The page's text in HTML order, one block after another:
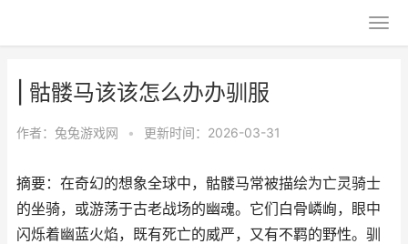
| 骷髅马该该怎么办办驯服
作者： 兔兔游戏网 • 更新时间：2026-03-31
摘要：在奇幻的想象全球中，骷髅马常被描绘为亡灵骑士
的坐骑，或游荡于古老战场的幽魂。它们白骨嶙峋，眼中
闪烁着幽蓝火焰，既有死亡的威严，又有不羁的野性。驯